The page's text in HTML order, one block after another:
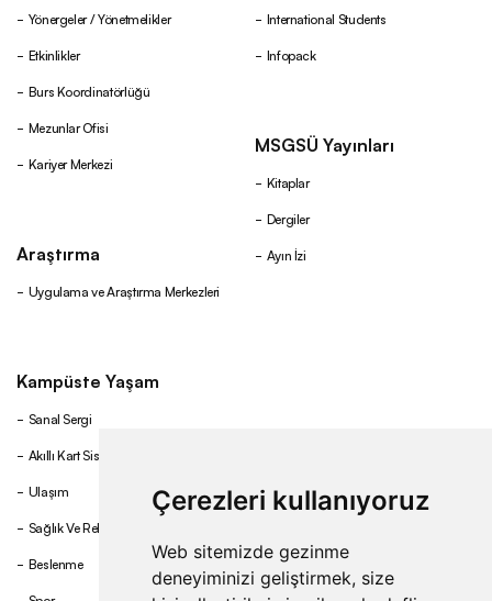
Çerezleri kullanıyoruz
Web sitemizde gezinme
deneyiminizi geliştirmek, size
Yönergeler / Yönetmelikler
Etkinlikler
Burs Koordinatörlüğü
Mezunlar Ofisi
Kariyer Merkezi
Araştırma
Uygulama ve Araştırma Merkezleri
International Students
Infopack
MSGSÜ Yayınları
Kitaplar
Dergiler
Ayın İzi
Kampüste Yaşam
Sanal Sergi
Akıllı Kart Sistemi
Ulaşım
Sağlık Ve Rehberlik
Beslenme